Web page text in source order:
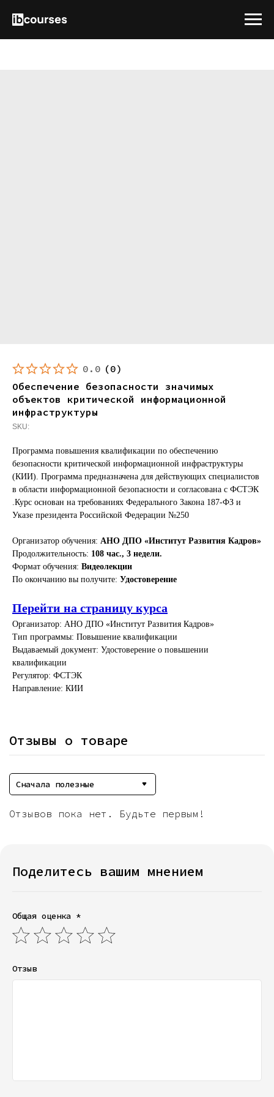
0.0 (0)
Обеспечение безопасности значимых
объектов критической информационной
инфраструктуры
SKU:
Программа повышения квалификации по обеспечению
безопасности критической информационной инфраструктуры
(КИИ). Программа предназначена для действующих специалистов
в области информационной безопасности и согласована с ФСТЭК
.Курс основан на требованиях Федерального Закона 187-ФЗ и
Указе президента Российской Федерации №250
Организатор обучения: АНО ДПО «Институт Развития Кадров»
Продолжительность: 108 час., 3 недели.
Формат обучения: Видеолекции
По окончанию вы получите: Удостоверение
Перейти на страницу курса
Организатор: АНО ДПО «Институт Развития Кадров»
Тип программы: Повышение квалификации
Выдаваемый документ: Удостоверение о повышении
квалификации
Регулятор: ФСТЭК
Направление: КИИ
Отзывы о товаре
Сначала полезные
Отзывов пока нет. Будьте первым!
Поделитесь вашим мнением
Общая оценка *
Отзыв